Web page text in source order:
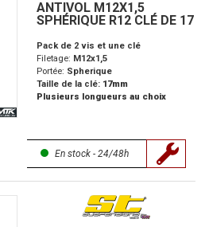
ANTIVOL M12X1,5
SPHÉRIQUE R12 CLÉ DE 17
Pack de 2 vis et une clé
Filetage: M12x1,5
Portée: Spherique
Taille de la clé: 17mm
Plusieurs longueurs au choix
En stock - 24/48h